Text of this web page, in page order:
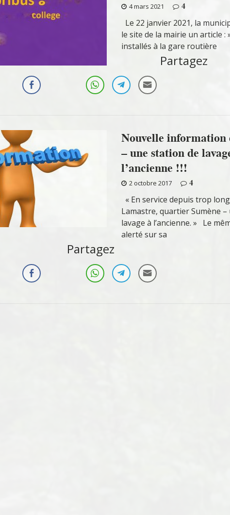
4 mars 2021
4
Le 22 janvier 2021, la
le site de la mairie un article :
installés à la gare routière
Partagez
Nouvelle information
– une station de
l’ancienne !!!
2 octobre 2017
4
« En service depuis trop
Lamastre, quartier Sumène
lavage à l’ancienne. » Le
alerté sur sa
Partagez